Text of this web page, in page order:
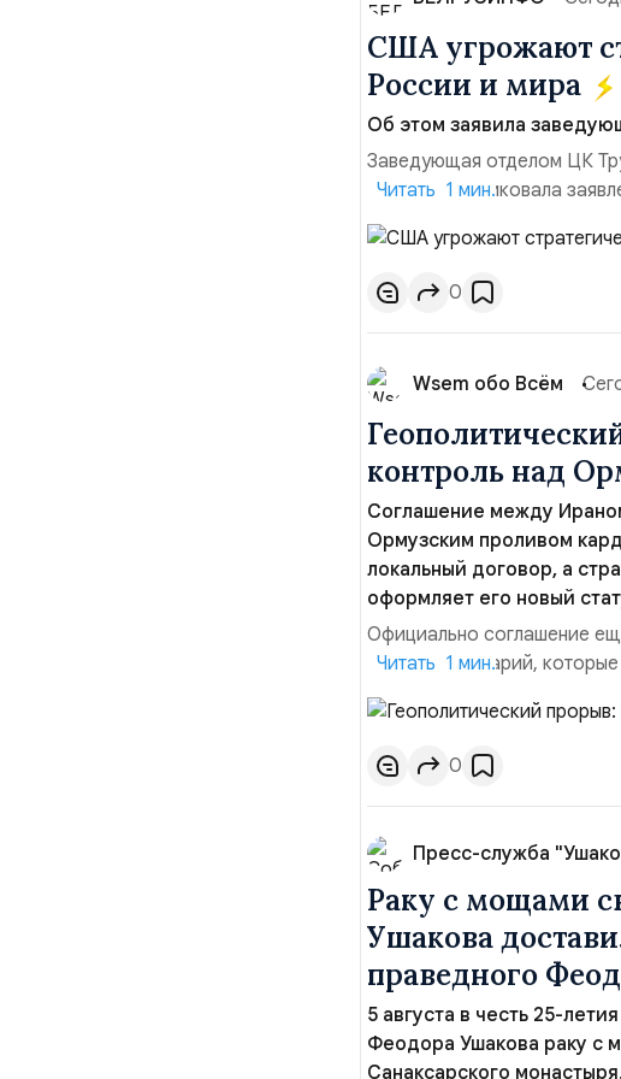
США угрожают
России и мира
Об этом заявила
Заведующая отделом ЦК
лидера опубликовала
совместных с флотом США
обманчивую видимость
о собственном ядерном
Читать 1 мин.
0
Wsem обо Всём
контроль над
Соглашение между
Ормузским проливом
локальный договор, а
оформляет его новый
Официально соглашение
рабочий сценарий,
тезисы и последствия
Ранее Иран и Оман
Новое соглашение
Читать 1 мин.
0
Пресс-служба
Раку с мощами
Ушакова
праведного
5 августа в честь 25-
Феодора Ушакова раку с
Санаксарского монастыря.